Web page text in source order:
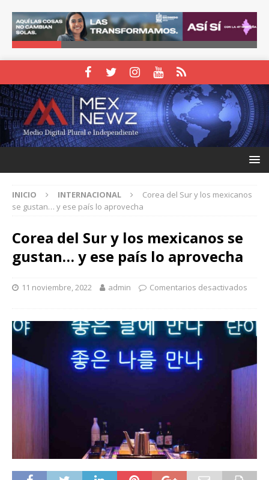
INICIO INTERNACIONAL
Corea del Sur y los mexicanos
se gustan… y ese país lo aprovecha
Corea del Sur y los mexicanos se
gustan… y ese país lo aprovecha
11 noviembre, 2022 admin Comentarios desactivados